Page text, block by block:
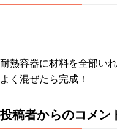
耐熱容器に材料を全部い
よく混ぜたら完成！
投稿者からのコメン